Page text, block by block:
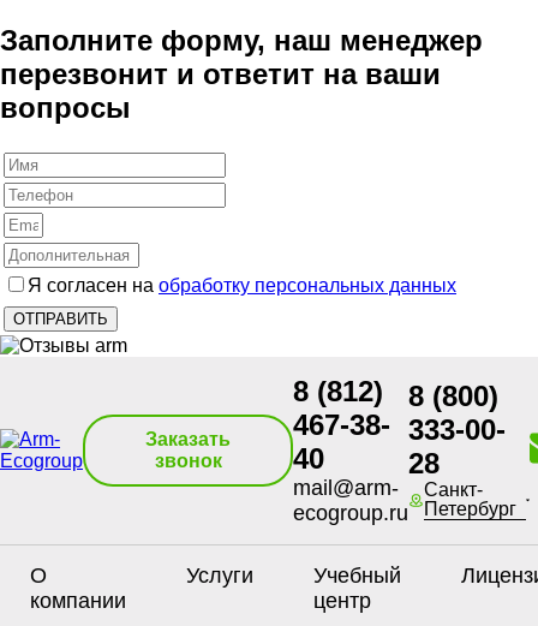
Заполните форму, наш менеджер
перезвонит и ответит на ваши
вопросы
Я согласен на обработку персональных данных
Заказать
звонок
8 (812)
467-38-
40
mail@arm-
ecogroup.ru
8 (800)
333-00-
28
Санкт-
Петербург
О
компании
Услуги
Учебный
центр